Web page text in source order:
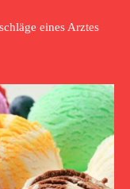
eines Arztes